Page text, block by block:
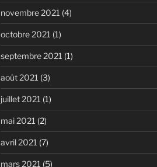
novembre 2021 (4)
octobre 2021 (1)
septembre 2021 (1)
août 2021 (3)
juillet 2021 (1)
mai 2021 (2)
avril 2021 (7)
mars 2021 (5)